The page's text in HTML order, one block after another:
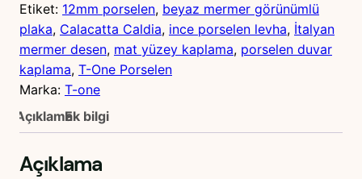
Etiket: 12mm porselen, beyaz mermer görünümlü
plaka, Calacatta Caldia, ince porselen levha, İtalyan
mermer desen, mat yüzey kaplama, porselen duvar
kaplama, T-One Porselen
Marka: T-one
AçıklamaEk bilgi
Açıklama